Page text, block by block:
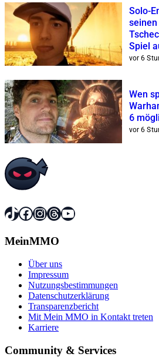
Solo-
Spiel
vor 6
Wen
6
vor 6
TikTok
Facebook
Instagram
Threads
YouTube
MeinMMO
Über uns
Impressum
Nutzungsbestimmungen
Datenschutzerklärung
Transparenzbericht
Mit Mein MMO in Kontakt treten
Karriere
Community & Services